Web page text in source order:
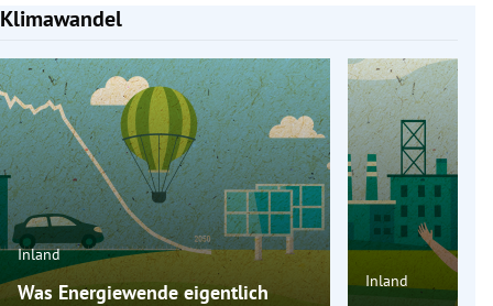
Klimawandel
Slide 1 von 4
Inland
Was Energiewende eigentlich
Inland